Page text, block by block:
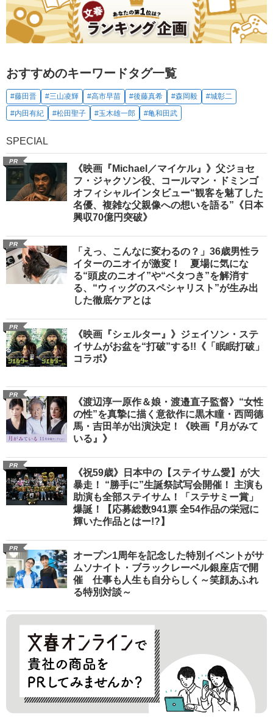
おすすめのキーワードタグ一覧
#藤田晋 #三山凌輝 #高市早苗 #後藤真希 #森岡毅
#城彰二
#内田有紀
#松田聖子 #玉木雄一郎 #亀和田武
SPECIAL
PR
《映画『Michael／マイケル』》父ジョセ
フ・ジャクソン役、コールマン・ドミンゴ
オフィシャルインタビュー“観客を魅了した
名優、複雑な父親像への想いを語る”《日本
興収70億円突破》
PR
「えっ、こんなに変わるの？」36歳男性ラ
イターのニオイが激変！ 夏場に気にな
る“頭皮のニオイ”や“ベタつき”を解消す
る、“ウィッグのスペシャリスト”が生み出
した徹底ケアとは
PR
《映画『シェルター』》ジェイソン・ステ
イサムがお盆を“打破”する!!《「眠眠打破」
コラボ》
PR
《渡辺淳一原作＆娘・渡邉直子監督》“女性
の性”を真摯に描く意欲作に黒木瞳・西岡德
馬・吉田羊が出演決定！《映画『月がみて
いる』》
PR
《祝59歳》日本中の【ステイサム愛】が大
暴走！ “勝手に”生誕祭試写会開催！ 主演も
助演も全部ステイサム！「ステサミー賞」
爆誕！【応募総数941票 全54作品の栄冠に
輝いた作品とはー!?】
PR
オープン1周年を記念した特別イベントがサ
ムソナイト・ブラックレーベル銀座店で開
催 仕事も人生も自分らしく～笑顔あふれ
る特別対談～